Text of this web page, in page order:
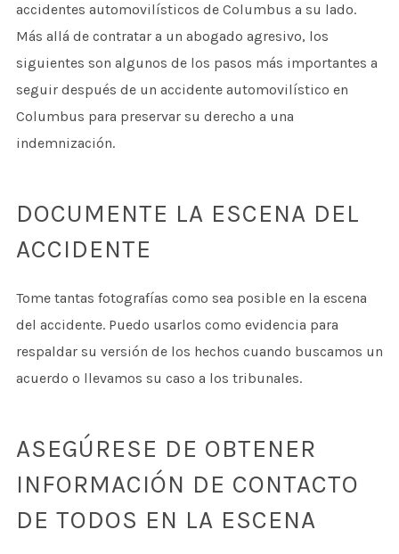
accidentes automovilísticos de Columbus a su lado.
Más allá de contratar a un abogado agresivo, los
siguientes son algunos de los pasos más importantes a
seguir después de un accidente automovilístico en
Columbus para preservar su derecho a una
indemnización.
DOCUMENTE LA ESCENA DEL
ACCIDENTE
Tome tantas fotografías como sea posible en la escena
del accidente. Puedo usarlos como evidencia para
respaldar su versión de los hechos cuando buscamos un
acuerdo o llevamos su caso a los tribunales.
ASEGÚRESE DE OBTENER
INFORMACIÓN DE CONTACTO
DE TODOS EN LA ESCENA